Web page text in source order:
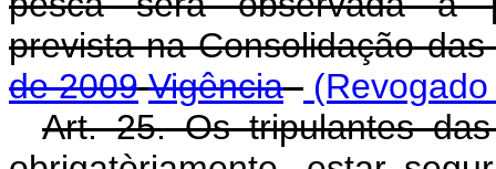
prevista na Consolidação
de 2009 Vigência
Art. 25. Os tripulantes